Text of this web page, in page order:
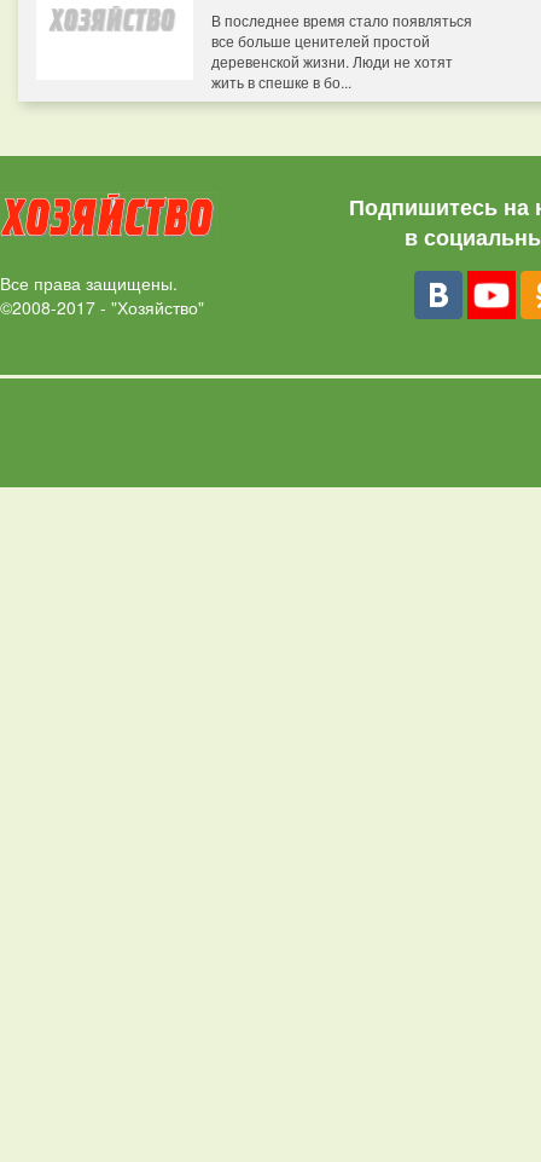
В последнее время стало появляться
все больше ценителей простой
деревенской жизни. Люди не хотят
жить в спешке в бо...
Все права защищены.
©2008-2017 - "Хозяйство"
Подпишитесь на
в